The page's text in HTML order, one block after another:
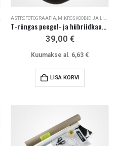
ASTROFOTOGRAAFIA, MIKROSKOOBID JA LISAD
T-rõngas peegel- ja hübriidkaamerale (Sony E, MFT, EOS-R, EOS-M)
39,00 €
Kuumakse al. 6,63 €
LISA KORVI